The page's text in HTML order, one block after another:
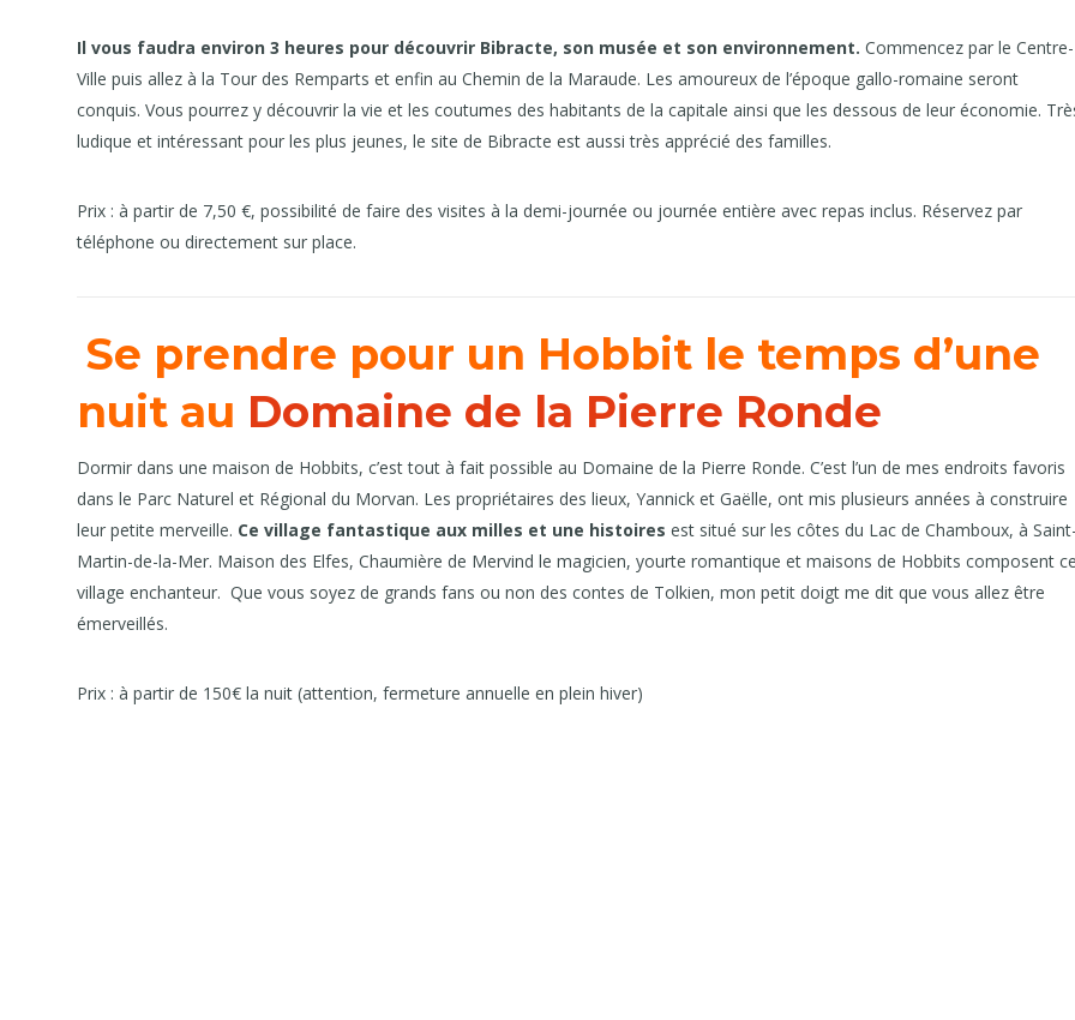
Il vous faudra environ 3 heures pour découvrir Bibracte, son musée et son environnement. Commencez par le Centre-
Ville puis allez à la Tour des Remparts et enfin au Chemin de la Maraude. Les amoureux de l’époque gallo-romaine seront
conquis. Vous pourrez y découvrir la vie et les coutumes des habitants de la capitale ainsi que les dessous de leur économie.
ludique et intéressant pour les plus jeunes, le site de Bibracte est aussi très apprécié des familles.
Prix : à partir de 7,50 €, possibilité de faire des visites à la demi-journée ou journée entière avec repas inclus. Réservez par
téléphone ou directement sur place.
Se prendre pour un Hobbit le temps d’une
nuit au Domaine de la Pierre Ronde
Dormir dans une maison de Hobbits, c’est tout à fait possible au Domaine de la Pierre Ronde. C’est l’un de mes endroits favoris
dans le Parc Naturel et Régional du Morvan. Les propriétaires des lieux, Yannick et Gaëlle, ont mis plusieurs années à construire
leur petite merveille. Ce village fantastique aux milles et une histoires est situé sur les côtes du Lac de Chamboux, à
Martin-de-la-Mer. Maison des Elfes, Chaumière de Mervind le magicien, yourte romantique et maisons de Hobbits composent
village enchanteur. Que vous soyez de grands fans ou non des contes de Tolkien, mon petit doigt me dit que vous allez être
émerveillés.
Prix : à partir de 150€ la nuit (attention, fermeture annuelle en plein hiver)